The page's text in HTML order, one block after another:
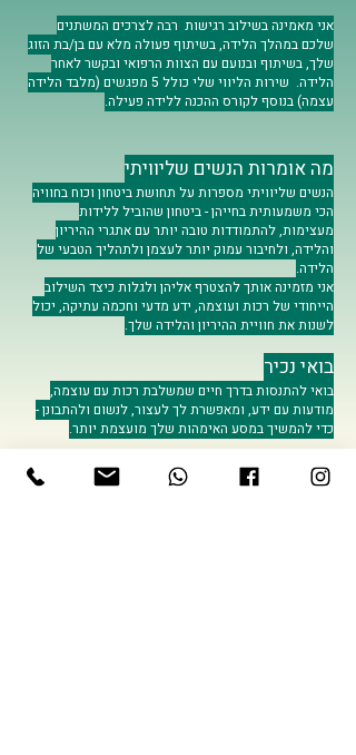
אני מאמינה בשילוב רגישות רבה לצרכים המשתנים
שלכם במהלך הלידה, בשיתוף פעולה מלא עם בן/בת הזוג
שלך, בשיתוף ובנועם עם הצוות הרפואי ובקשר לאחר
הלידה. שירות הליווי שלי כולל 5 מפגשים (מלבד הלידה
עצמה) בנוסף לקורס ההכנה ללידה פעילה.
מה אומרות הנשים שליוויתי
הנשים שליוויתי מספרות על תחושת ביטחון וכוח בחוויה
הכי משמעותית בחייהן - ביטחון שהוביל ללידות
מעצימות, להתמודדות טובה יותר עם אתגרי ההיריון
והלידה, ולחיבור עמוק יותר לעצמן ולתהליך הטבעי של
הלידה.
אני מזמינה אותך להצטרף אליהן ולגלות כיצד השילוב
הייחודי של רכות ועוצמה, ידע מדעי וחכמה עתיקה, יכול
לשנות את חוויית ההיריון והלידה שלך.
בואי נכיר
בואי להתנסות בדרך חיים שמשלבת רכות עם עוצמה,
מודעות עם ידע, ומאפשרת לך לעצור, לנשום ולהתבונן -
כדי להמשיך במסע האימהות שלך מועצמת יותר.